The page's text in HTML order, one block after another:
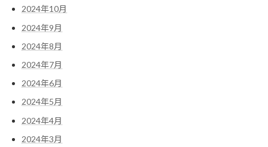
2024年10月
2024年9月
2024年8月
2024年7月
2024年6月
2024年5月
2024年4月
2024年3月